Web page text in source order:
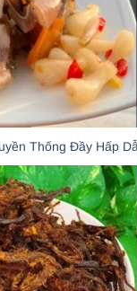
Thống Đầy Hấp